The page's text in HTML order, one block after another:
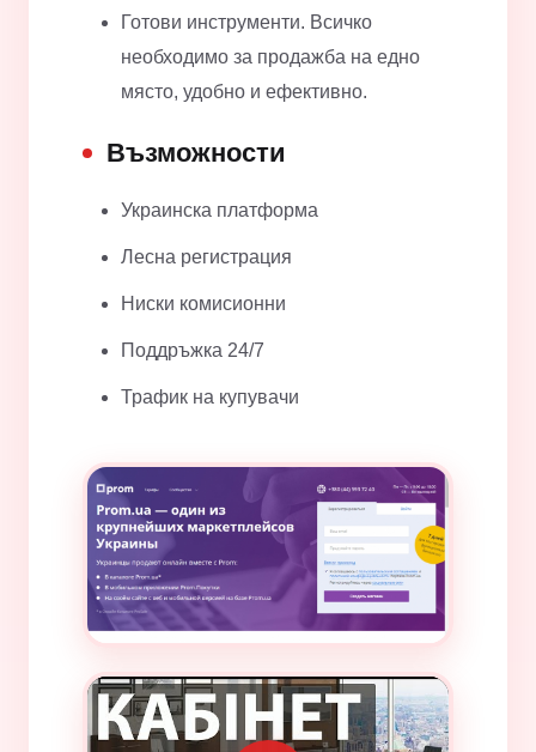
Готови инструменти. Всичко
необходимо за продажба на едно
място, удобно и ефективно.
Възможности
Украинска платформа
Лесна регистрация
Ниски комисионни
Поддръжка 24/7
Трафик на купувачи